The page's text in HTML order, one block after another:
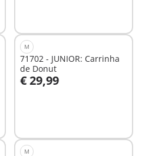
M
71702 - JUNIOR: Carrinha
de Donut
€ 29,99
Ao carrinho
M